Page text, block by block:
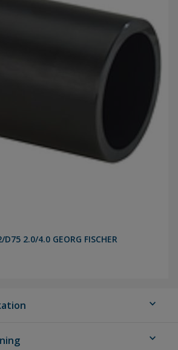
D75 2.0/4.0 GEORG FISCHER
expand_more
expand_more